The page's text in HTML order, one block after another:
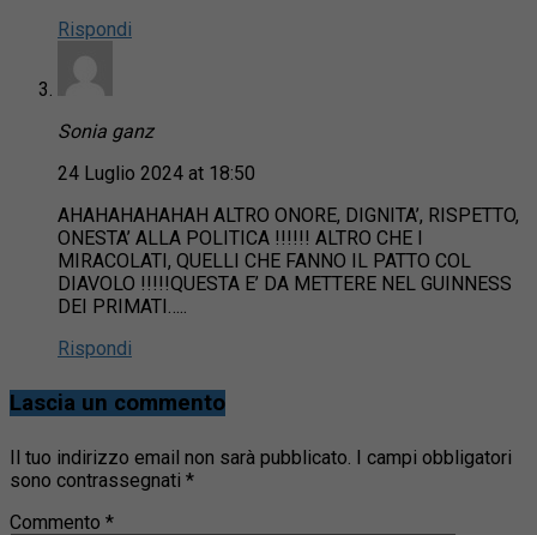
Rispondi
Sonia ganz
24 Luglio 2024 at 18:50
AHAHAHAHAHAH ALTRO ONORE, DIGNITA’, RISPETTO,
ONESTA’ ALLA POLITICA !!!!!! ALTRO CHE I
MIRACOLATI, QUELLI CHE FANNO IL PATTO COL
DIAVOLO !!!!!QUESTA E’ DA METTERE NEL GUINNESS
DEI PRIMATI…..
Rispondi
Lascia un commento
Il tuo indirizzo email non sarà pubblicato. I campi obbligatori
sono contrassegnati *
Commento *